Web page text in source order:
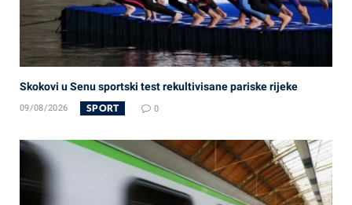
Skokovi u Senu sportski test rekultivisane pariske rijeke
09/08/2026 SPORT 0